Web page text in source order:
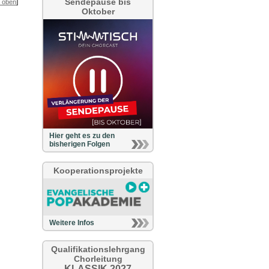
Oktober
Hier geht es zu den
bisherigen Folgen
Kooperationsprojekte
Weitere Infos
Qualifikationslehrgang
Chorleitung
oben]